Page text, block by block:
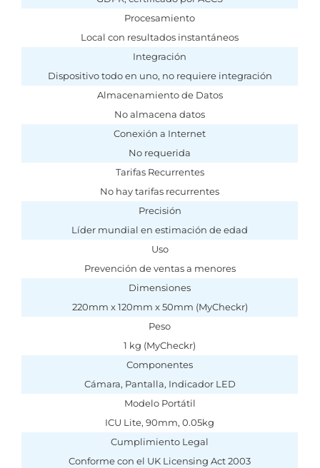
Procesamiento
Local con resultados instantáneos
Integración
Dispositivo todo en uno, no requiere integración
Almacenamiento de Datos
No almacena datos
Conexión a Internet
No requerida
Tarifas Recurrentes
No hay tarifas recurrentes
Precisión
Líder mundial en estimación de edad
Uso
Prevención de ventas a menores
Dimensiones
220mm x 120mm x 50mm (MyCheckr)
Peso
1 kg (MyCheckr)
Componentes
Cámara, Pantalla, Indicador LED
Modelo Portátil
ICU Lite, 90mm, 0.05kg
Cumplimiento Legal
Conforme con el UK Licensing Act 2003